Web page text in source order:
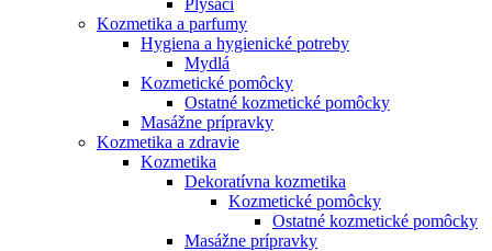
Plyšáci
Kozmetika a parfumy
Hygiena a hygienické potreby
Mydlá
Kozmetické pomôcky
Ostatné kozmetické pomôcky
Masážne prípravky
Kozmetika a zdravie
Kozmetika
Dekoratívna kozmetika
Kozmetické pomôcky
Ostatné kozmetické pomôcky
Masážne prípravky